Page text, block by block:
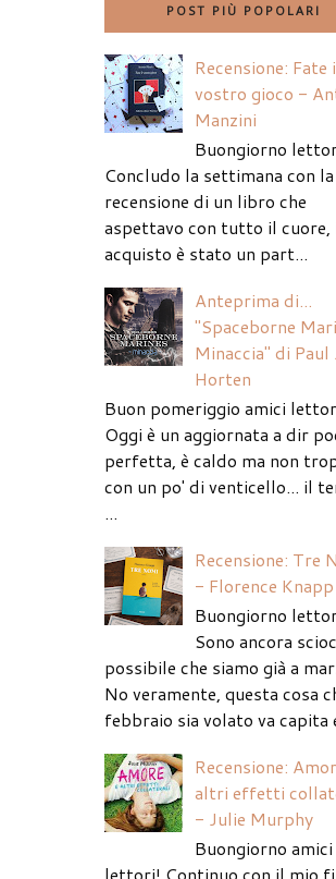
POST PIÙ POPOLARI
Recensione: Fate
vostro gioco -
Manzini
Buongiorno
Concludo la settimana con la
recensione di un libro che
aspettavo con tutto il cuore,
acquisto è stato un part...
Anteprima di...
"Spaceborne
Minaccia" di Paul
Horten
Buon pomeriggio amici
Oggi è un aggiornata a dir
perfetta, è caldo ma non
con un po' di venticello... il
...
Recensione: Tre
- Florence Knapp
Buongiorno
Sono ancora
possibile che siamo già a
No veramente, questa cosa
febbraio sia volato va capita
Recensione:
altri effetti
- Julie Murphy
Buongiorno amici
lettori! Continuo con il mio